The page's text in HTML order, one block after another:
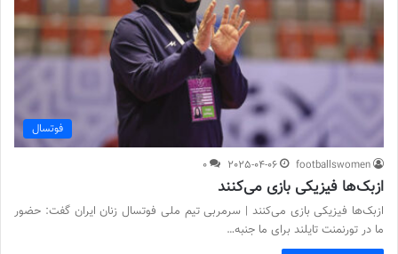
فوتسال
footballswomen
2025-04-06
0
ازبک‌ها فیزیکی بازی می‌کنند
ازبک‌ها فیزیکی بازی می‌کنند | سرمربی تیم ملی فوتسال زنان ایران گفت: حضور
ما در تورنمنت تایلند برای ما جنبه…